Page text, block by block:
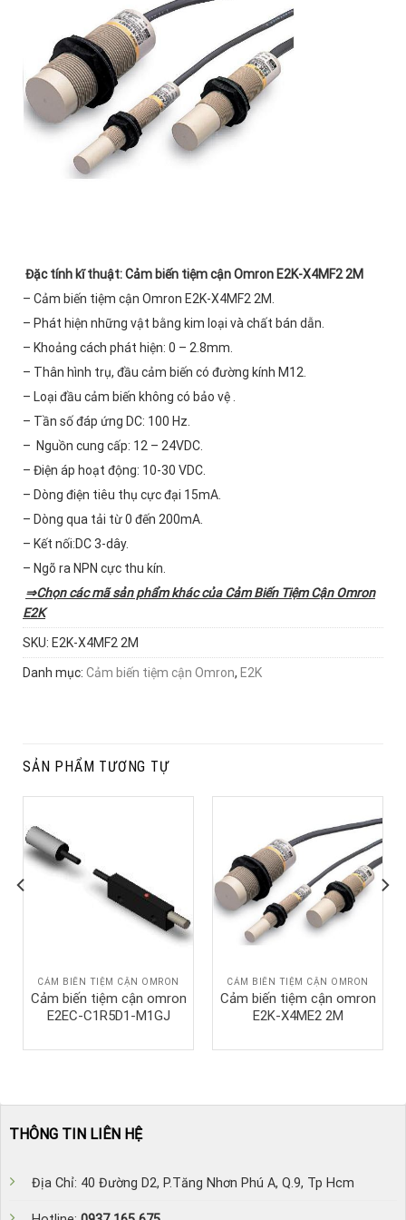
Đặc tính kĩ thuật:Cảm biến tiệm cận Omron E2K-X4MF2 2M
– Cảm biến tiệm cận Omron E2K-X4MF2 2M.
– Phát hiện những vật bằng kim loại và chất bán dẫn.
– Khoảng cách phát hiện: 0 – 2.8mm.
– Thân hình trụ, đầu cảm biến có đường kính M12.
– Loại đầu cảm biến không có bảo vệ .
– Tần số đáp ứng DC: 100 Hz.
– Nguồn cung cấp: 12 – 24VDC.
– Điện áp hoạt động: 10-30 VDC.
– Dòng điện tiêu thụ cực đại 15mA.
– Dòng qua tải từ 0 đến 200mA.
– Kết nối:DC 3-dây.
– Ngõ ra NPN cực thu kín.
⇒Chọn các mã sản phẩm khác củaCảm Biến Tiệm Cận Omron
E2K
SKU: E2K-X4MF2 2M
Danh mục: Cảm biến tiệm cận Omron, E2K
SẢN PHẨM TƯƠNG TỰ
CẢM BIẾN TIỆM CẬN OMRON
Cảm biến tiệm cận omron
E2EC-C1R5D1-M1GJ
CẢM BIẾN TIỆM CẬN OMRON
Cảm biến tiệm cận omron
E2K-X4ME2 2M
THÔNG TIN LIÊN HỆ
Địa Chỉ: 40 Đường D2, P.Tăng Nhơn Phú A, Q.9, Tp Hcm